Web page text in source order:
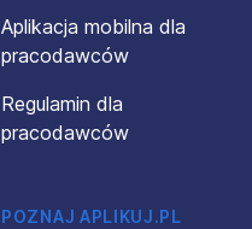
Aplikacja mobilna dla
pracodawców
Regulamin dla
pracodawców
POZNAJ APLIKUJ.PL